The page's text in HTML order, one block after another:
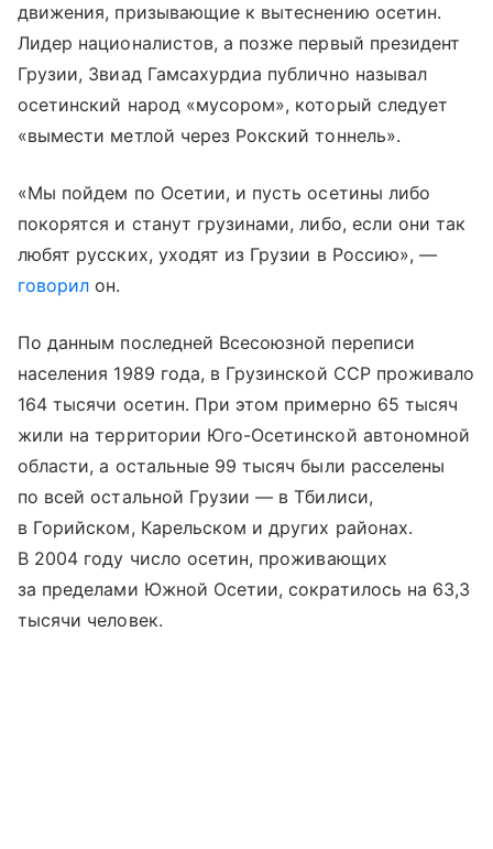
движения, призывающие к вытеснению осетин.
Лидер националистов, а позже первый президент
Грузии, Звиад Гамсахурдиа публично называл
осетинский народ «мусором», который следует
«вымести метлой через Рокский тоннель».
«Мы пойдем по Осетии, и пусть осетины либо
покорятся и станут грузинами, либо, если они так
любят русских, уходят из Грузии в Россию», —
говорил он.
По данным последней Всесоюзной переписи
населения 1989 года, в Грузинской ССР проживало
164 тысячи осетин. При этом примерно 65 тысяч
жили на территории Юго-Осетинской автономной
области, а остальные 99 тысяч были расселены
по всей остальной Грузии — в Тбилиси,
в Горийском, Карельском и других районах.
В 2004 году число осетин, проживающих
за пределами Южной Осетии, сократилось на 63,3
тысячи человек.